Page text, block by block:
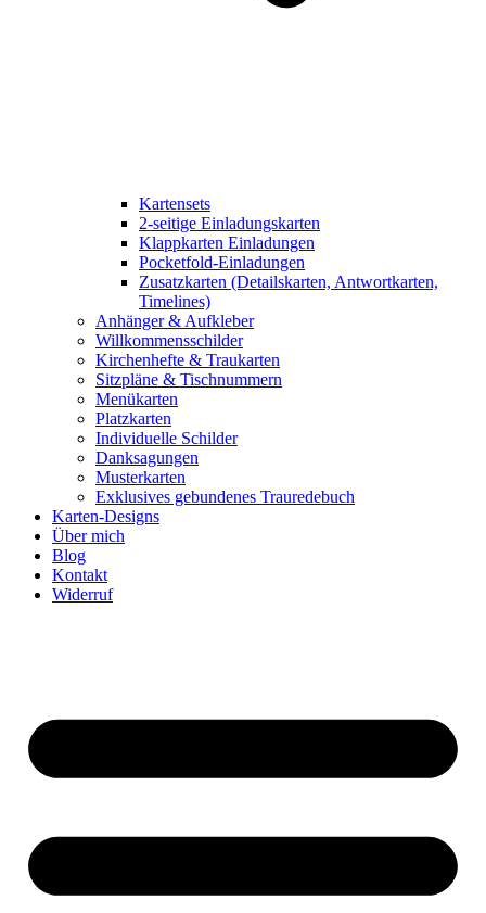
Kartensets
2-seitige Einladungskarten
Klappkarten Einladungen
Pocketfold-Einladungen
Zusatzkarten (Detailskarten, Antwortkarten,
Timelines)
Anhänger & Aufkleber
Willkommensschilder
Kirchenhefte & Traukarten
Sitzpläne & Tischnummern
Menükarten
Platzkarten
Individuelle Schilder
Danksagungen
Musterkarten
Exklusives gebundenes Trauredebuch
Karten-Designs
Über mich
Blog
Kontakt
Widerruf